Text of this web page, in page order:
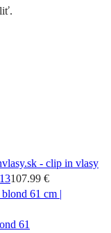
107.99 €
61